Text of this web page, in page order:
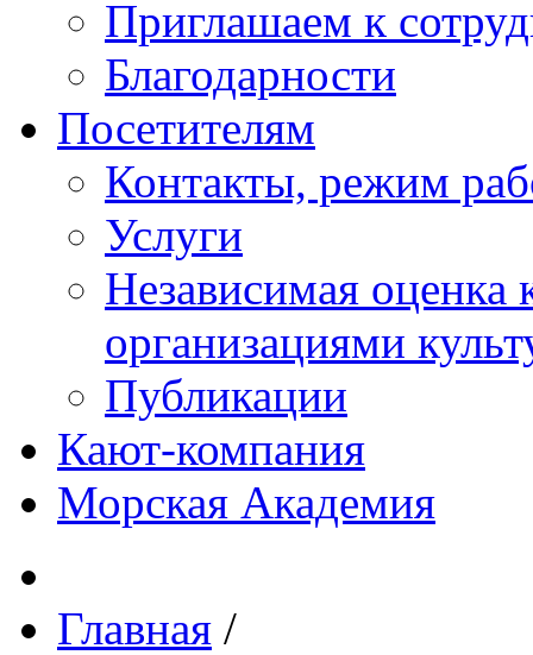
Приглашаем к
Благодарности
Посетителям
Контакты, режим
Услуги
Независимая оценка
организациями
Публикации
Кают-компания
Морская Академия
Главная /